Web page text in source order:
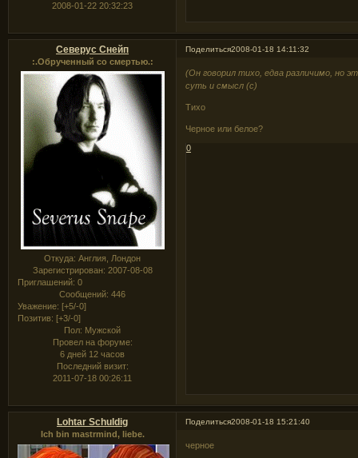
2008-01-22 20:32:23
Поделиться2008-01-18 14:11:32
Северус Снейп
:.Обрученный со смертью.:
Откуда: Англия, Лондон
Зарегистрирован: 2007-08-08
Приглашений: 0
Сообщений: 446
Уважение: [+5/-0]
Позитив: [+3/-0]
Пол: Мужской
Провел на форуме:
6 дней 12 часов
Последний визит:
2011-07-18 00:26:11
(Он говорил тихо, едва различимо, но
суть и смысл (с)
Тихо
Черное или белое?
0
Поделиться2008-01-18 15:21:40
Lohtar Schuldig
Ich bin mastrmind, liebe.
черное